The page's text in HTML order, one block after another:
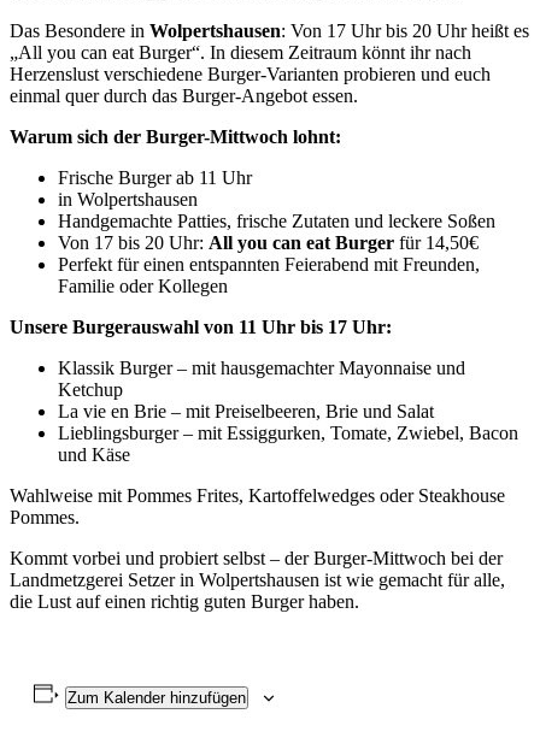
Das Besondere in Wolpertshausen: Von 17 Uhr bis 20 Uhr heißt es
„All you can eat Burger“. In diesem Zeitraum könnt ihr nach
Herzenslust verschiedene Burger-Varianten probieren und euch
einmal quer durch das Burger-Angebot essen.
Warum sich der Burger-Mittwoch lohnt:
Frische Burger ab 11 Uhr
in Wolpertshausen
Handgemachte Patties, frische Zutaten und leckere Soßen
Von 17 bis 20 Uhr: All you can eat Burger für 14,50€
Perfekt für einen entspannten Feierabend mit Freunden,
Familie oder Kollegen
Unsere Burgerauswahl von 11 Uhr bis 17 Uhr:
Klassik Burger – mit hausgemachter Mayonnaise und
Ketchup
La vie en Brie – mit Preiselbeeren, Brie und Salat
Lieblingsburger – mit Essiggurken, Tomate, Zwiebel, Bacon
und Käse
Wahlweise mit Pommes Frites, Kartoffelwedges oder Steakhouse
Pommes.
Kommt vorbei und probiert selbst – der Burger-Mittwoch bei der
Landmetzgerei Setzer in Wolpertshausen ist wie gemacht für alle,
die Lust auf einen richtig guten Burger haben.
Zum Kalender hinzufügen